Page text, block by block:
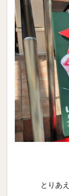
とりあ